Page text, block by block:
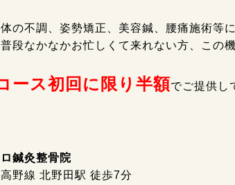
の不調、姿勢矯正、美容鍼、腰痛施術等
段なかなかお忙しくて来れない方、この
ース初回に限り半額でご提供し
鍼灸整骨院
野線 北野田駅 徒歩7分